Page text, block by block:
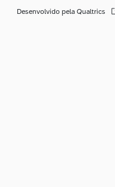
Desenvolvido pela Qualtrics